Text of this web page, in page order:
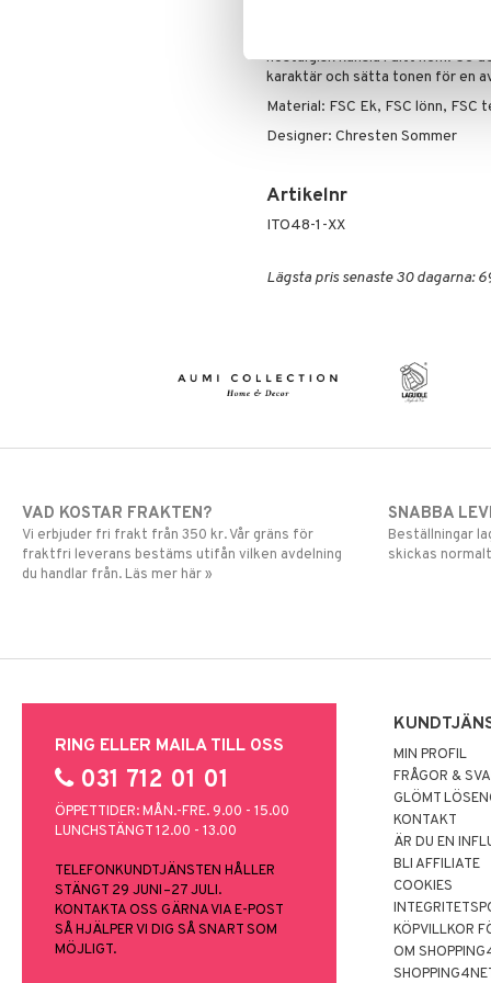
hjälper till att skydda träet och
Låt Gunghästen bli en charmig
nostalgisk känsla i ditt hem. Ge
karaktär och sätta tonen för en
Material: FSC Ek, FSC lönn, FSC
Designer: Chresten Sommer
Artikelnr
ITO48-1-XX
Lägsta pris senaste 30 dagarna:
VAD KOSTAR FRAKTEN?
Vi erbjuder fri frakt från 350 kr. Vår gräns för
fraktfri leverans bestäms utifån vilken avdelning
du handlar från. Läs mer här »
SNABBA
Beställningar
skickas
RING ELLER MAILA TILL OSS
031 712 01 01
ÖPPETTIDER: MÅN.-FRE. 9.00 - 15.00
LUNCHSTÄNGT 12.00 - 13.00
TELEFONKUNDTJÄNSTEN HÅLLER
STÄNGT 29 JUNI–27 JULI.
KONTAKTA OSS GÄRNA VIA E-POST
SÅ HJÄLPER VI DIG SÅ SNART SOM
MÖJLIGT.
MIN PROFIL
FRÅGOR &
GLÖMT
KONTAKT
ÄR DU EN
BLI AFFILIATE
COOKIES
KÖPVILLKOR
OM